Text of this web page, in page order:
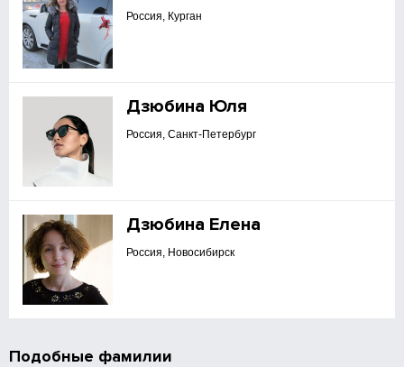
Россия, Курган
Дзюбина Юля
Россия, Санкт-Петербург
Дзюбина Елена
Россия, Новосибирск
Подобные фамилии